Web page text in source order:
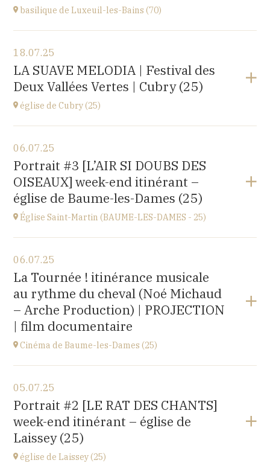
basilique de Luxeuil-les-Bains (70)
Basilique Saint Pierre,
place de l'Abbaye, 70300 Luxeuil-les-Bains
à21H00
Acheter vos billets
18.07.25
LA SUAVE MELODIA | Festival des
Deux Vallées Vertes | Cubry (25)
église de Cubry (25)
église Saint-Léger,
rue du Château, 25680 Cubry
à20H00
06.07.25
Portrait #3 [L’AIR SI DOUBS DES
OISEAUX] week-end itinérant –
église de Baume-les-Dames (25)
Église Saint-Martin (BAUME-LES-DAMES - 25)
église Saint-Martin,
place St Martin, 25110 Baume-les-Dames
à17H00
06.07.25
La Tournée ! itinérance musicale
au rythme du cheval (Noé Michaud
– Arche Production) | PROJECTION
| film documentaire
Cinéma de Baume-les-Dames (25)
Stella Cinéma,
14 rue Juifs, 25110 Baume les Dames
à14H30
05.07.25
Portrait #2 [LE RAT DES CHANTS]
week-end itinérant – église de
Laissey (25)
église de Laissey (25)